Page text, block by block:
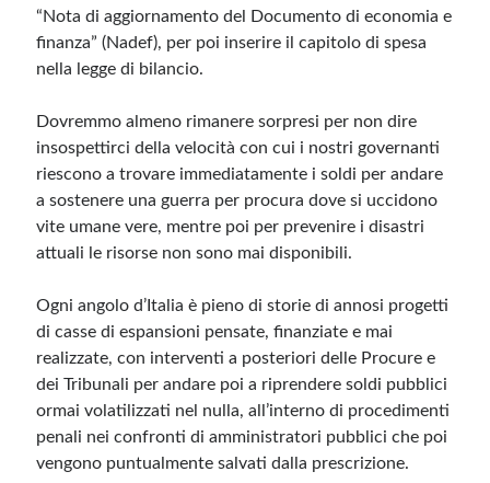
“Nota di aggiornamento del Documento di economia e
finanza” (Nadef), per poi inserire il capitolo di spesa
nella legge di bilancio.
Dovremmo almeno rimanere sorpresi per non dire
insospettirci della velocità con cui i nostri governanti
riescono a trovare immediatamente i soldi per andare
a sostenere una guerra per procura dove si uccidono
vite umane vere, mentre poi per prevenire i disastri
attuali le risorse non sono mai disponibili.
Ogni angolo d’Italia è pieno di storie di annosi progetti
di casse di espansioni pensate, finanziate e mai
realizzate, con interventi a posteriori delle Procure e
dei Tribunali per andare poi a riprendere soldi pubblici
ormai volatilizzati nel nulla, all’interno di procedimenti
penali nei confronti di amministratori pubblici che poi
vengono puntualmente salvati dalla prescrizione.